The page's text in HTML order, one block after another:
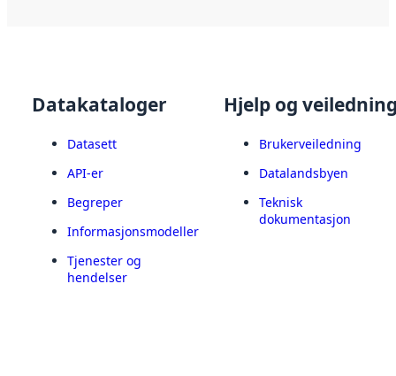
Datakataloger
Datasett
API-er
Begreper
Informasjonsmodeller
Tjenester og
hendelser
Hjelp og
Brukerveiledning
Datalandsbyen
Teknisk
dokumentasjon